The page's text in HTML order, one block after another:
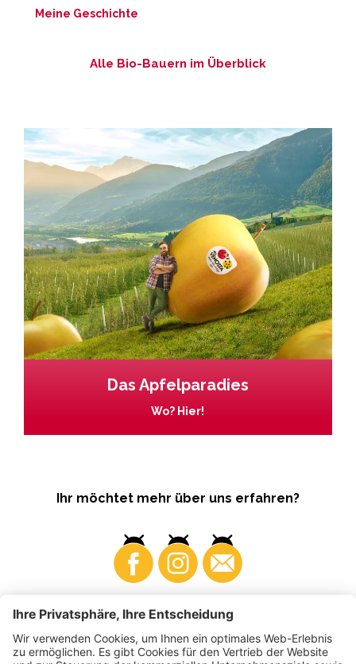
Meine Geschichte
Alle Bio-Bauern im Überblick
Das Apfelparadies
Wo? Hier!
Ihr möchtet mehr über uns erfahren?
Business Produzenten